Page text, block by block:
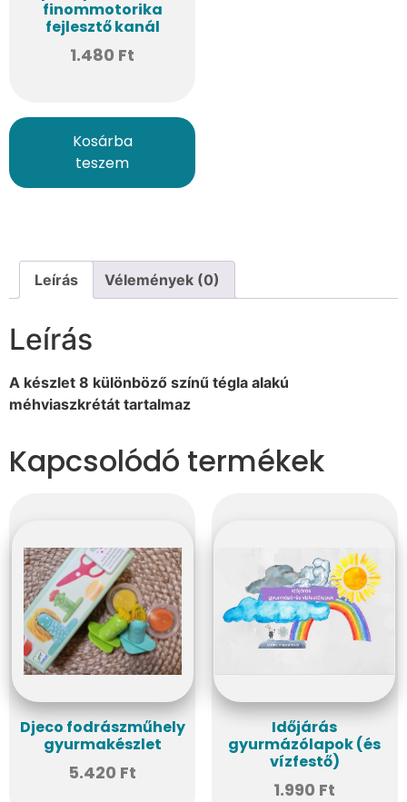
finommotorika
fejlesztő kanál
1.480 Ft
Kosárba
teszem
Leírás Vélemények (0)
Leírás
A készlet 8 különböző színű tégla alakú
méhviaszkrétát tartalmaz
Kapcsolódó termékek
Djeco fodrászműhely
gyurmakészlet
5.420 Ft
Időjárás
gyurmázólapok (és
vízfestő)
1.990 Ft